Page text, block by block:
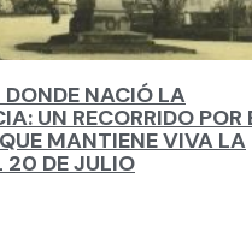
DONDE NACIÓ LA
UN RECORRIDO POR
MANTIENE VIVA LA
20 DE JULIO